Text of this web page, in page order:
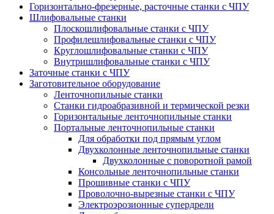
Горизонтально-фрезерные, расточные станки с ЧПУ
Шлифовальные станки
Плоскошлифовальные станки с ЧПУ
Профилешлифовальные станки с ЧПУ
Круглошлифовальные станки с ЧПУ
Внутришлифовальные станки с ЧПУ
Заточные станки с ЧПУ
Заготовительное оборудование
Ленточнопильные станки
Станки гидроабразивной и термической резки
Горизонтальные ленточнопильные станки
Портальные ленточнопильные станки
Для обработки под прямым углом
Двухколонные ленточнопильные станки
Двухколонные с поворотной рамой
Консольные ленточнопильные станки
Прошивные станки с ЧПУ
Проволочно-вырезные станки с ЧПУ
Электроэрозионные супердрели